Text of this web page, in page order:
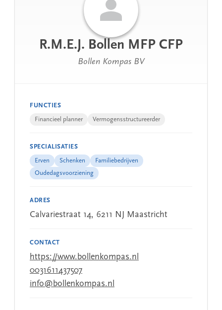
R.M.E.J. Bollen MFP CFP
Bollen Kompas BV
FUNCTIES
Financieel planner Vermogensstructureerder
SPECIALISATIES
Erven Schenken
Familiebedrijven
Oudedagsvoorziening
ADRES
Calvariestraat 14, 6211 NJ Maastricht
CONTACT
https://www.bollenkompas.nl
0031611437507
info@bollenkompas.nl